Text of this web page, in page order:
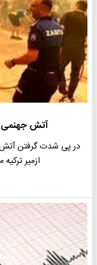
آتش جهنمی در ازمیر؛ ۵۰
ازمیر